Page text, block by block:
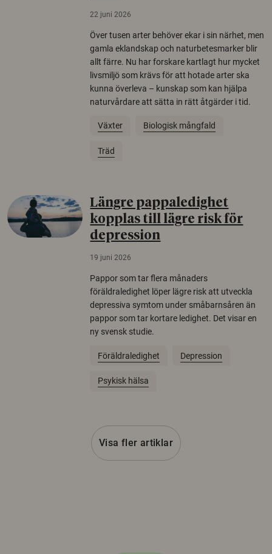
22 juni 2026
Över tusen arter behöver ekar i sin närhet, men
gamla eklandskap och naturbetesmarker blir
allt färre. Nu har forskare kartlagt hur mycket
livsmiljö som krävs för att hotade arter ska
kunna överleva – kunskap som kan hjälpa
naturvårdare att sätta in rätt åtgärder i tid.
Växter Biologisk mångfald
Träd
Längre pappaledighet
kopplas till lägre risk för
depression
19 juni 2026
Pappor som tar flera månaders
föräldraledighet löper lägre risk att utveckla
depressiva symtom under småbarnsåren än
pappor som tar kortare ledighet. Det visar en
ny svensk studie.
Föräldraledighet Depression
Psykisk hälsa
Visa fler artiklar